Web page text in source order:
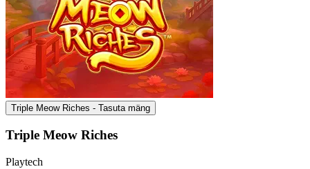
Triple Meow Riches - Tasuta mäng
Triple Meow Riches
Playtech